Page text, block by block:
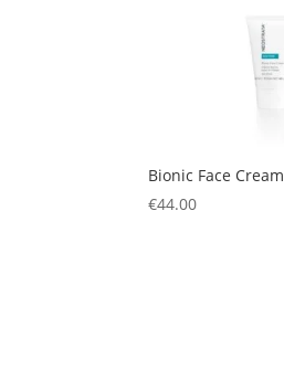
Bionic Face Cream
€44.00